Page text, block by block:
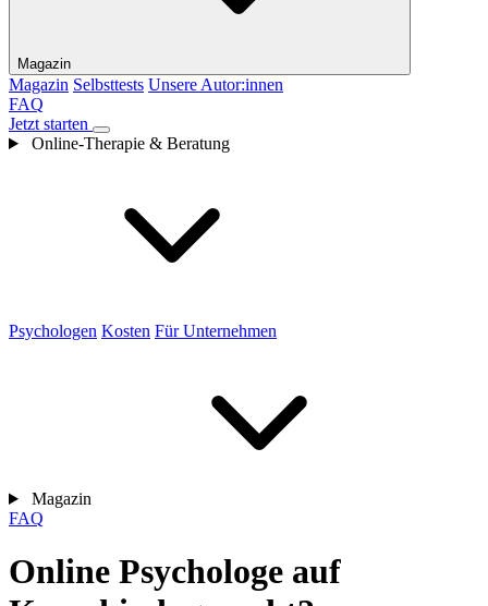
Magazin
Magazin Selbsttests Unsere Autor:innen
FAQ
Jetzt starten
Online-Therapie & Beratung
Psychologen Kosten Für Unternehmen
Magazin
FAQ
Online Psychologe auf